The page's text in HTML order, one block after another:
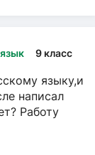
9 класс
языку,и
написал
Работу